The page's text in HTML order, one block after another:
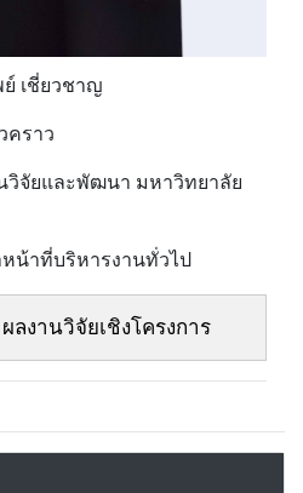
เชี่ยวชาญ
คราว
วิจัยและพัฒนา มหาวิทยาลัย
หน้าที่บริหารงานทั่วไป
ผลงานวิจัยเชิงโครงการ